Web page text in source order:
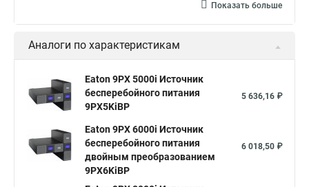
Показать больше
Аналоги по характеристикам
Eaton 9PX 5000i Источник
бесперебойного питания
9PX5KiBP
5 636,16 ₽
Eaton 9PX 6000i Источник
бесперебойного питания
двойным преобразованием
9PX6KiBP
6 018,50 ₽